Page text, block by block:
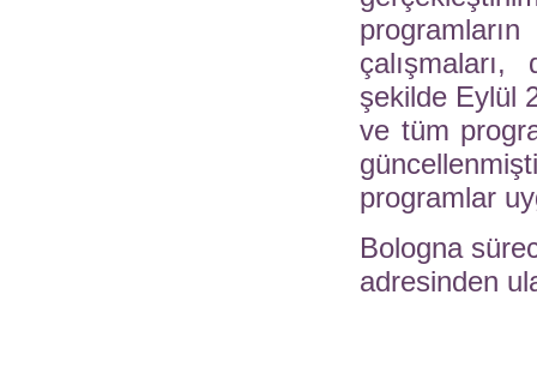
şekilde Eylül
ve tüm
programlar
Bologna
adresinden